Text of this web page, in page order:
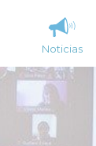
Noticias